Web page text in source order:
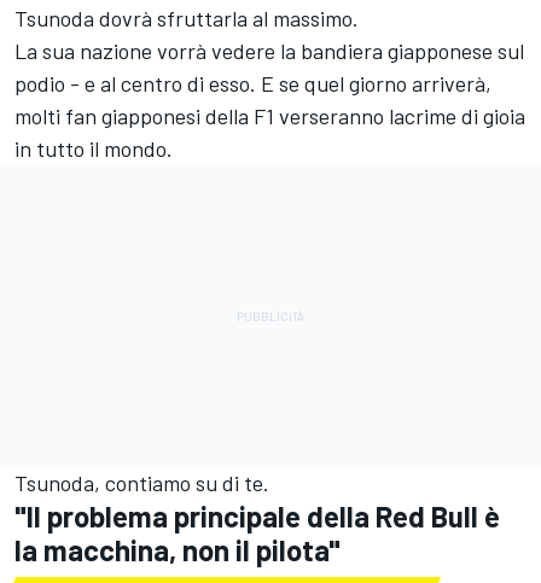
Tsunoda dovrà sfruttarla al massimo.
La sua nazione vorrà vedere la bandiera giapponese sul
podio - e al centro di esso. E se quel giorno arriverà,
molti fan giapponesi della F1 verseranno lacrime di gioia
in tutto il mondo.
Tsunoda, contiamo su di te.
"Il problema principale della Red Bull è
la macchina, non il pilota"